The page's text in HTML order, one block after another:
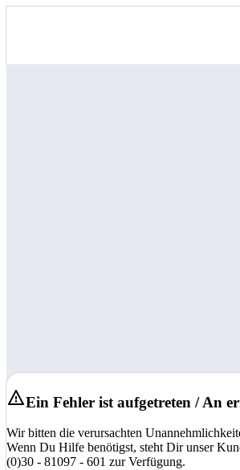
Ein Fehler ist aufgetreten / An
Wir bitten die verursachten
Wenn Du Hilfe benötigst, steht Dir unser
(0)30 - 81097 - 601 zur Verfügung.